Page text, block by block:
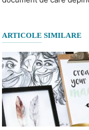
ARTICOLE SIMILARE